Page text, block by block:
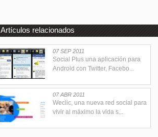
Artículos relacionados
07 SEP 2011
Social Plus una aplicación para
Android con Twitter, Facebo...
07 ABR 2011
Weclic, una nueva red social para
vivir al máximo la vida s...